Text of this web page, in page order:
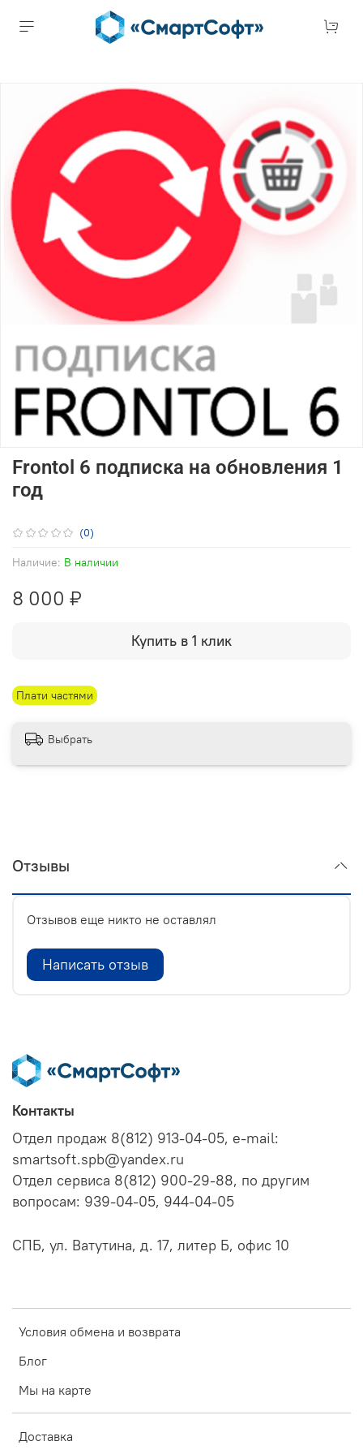
(0)
Наличие: В наличии
Плати частями
Frontol 6 подписка на обновления 1
год
8 000 ₽
Купить в 1 клик
Выбрать
Отзывы
Отзывов еще никто не оставлял
Написать отзыв
Условия обмена и возврата
Блог
Мы на карте
Доставка
Контакты
Отдел продаж 8(812) 913-04-05, e-mail:
smartsoft.spb@yandex.ru
Отдел сервиса 8(812) 900-29-88, по другим
вопросам: 939-04-05, 944-04-05
СПБ, ул. Ватутина, д. 17, литер Б, офис 10